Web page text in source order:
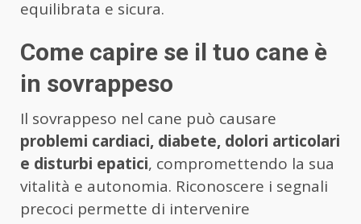
equilibrata e sicura.
Come capire se il tuo cane è
in sovrappeso
Il sovrappeso nel cane può causare
problemi cardiaci, diabete, dolori articolari
e disturbi epatici, compromettendo la sua
vitalità e autonomia. Riconoscere i segnali
precoci permette di intervenire